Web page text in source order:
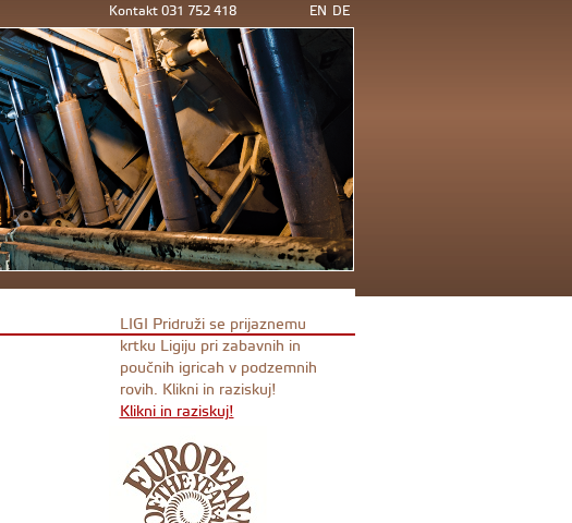
Kontakt 031 752 418 EN DE
LIGI Pridruži se prijaznemu
krtku Ligiju pri zabavnih in
poučnih igricah v podzemnih
rovih. Klikni in raziskuj!
Klikni in raziskuj!